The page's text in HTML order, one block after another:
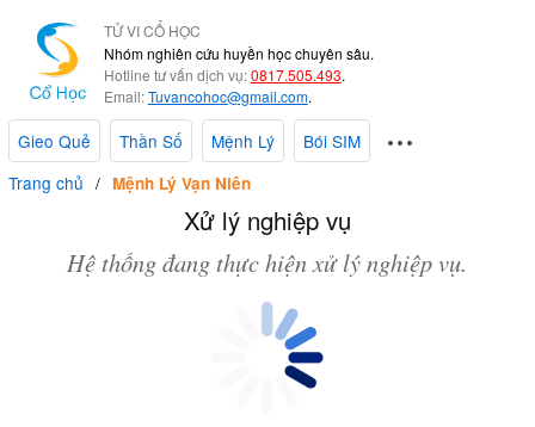
TỬ VI CỔ HỌC
Nhóm nghiên cứu huyền học chuyên sâu.
Hotline tư vấn dịch vụ:0817.505.493.
Email:Tuvancohoc@gmail.com.
Gieo Quẻ Thần Số Mệnh Lý
Bói SIM
Trang chủ
Mệnh Lý Vạn Niên
Xử lý nghiệp vụ
Hệ thống đang thực hiện xử lý nghiệp vụ.